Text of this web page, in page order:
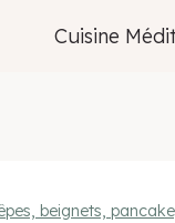
Cuisine
beignets,